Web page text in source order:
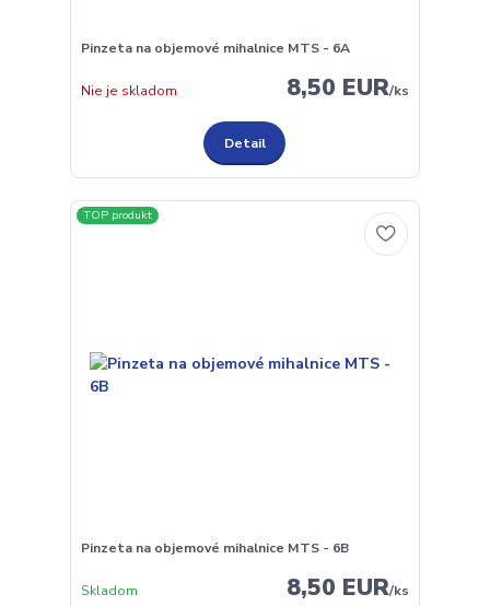
Pinzeta na objemové mihalnice MTS - 6A
8,50 EUR/ks
Nie je skladom
Detail
TOP produkt
Pinzeta na objemové mihalnice MTS - 6B
8,50 EUR/ks
Skladom